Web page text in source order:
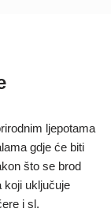
ljepotama
gdje će biti
što se brod
koji uključuje
i sl.